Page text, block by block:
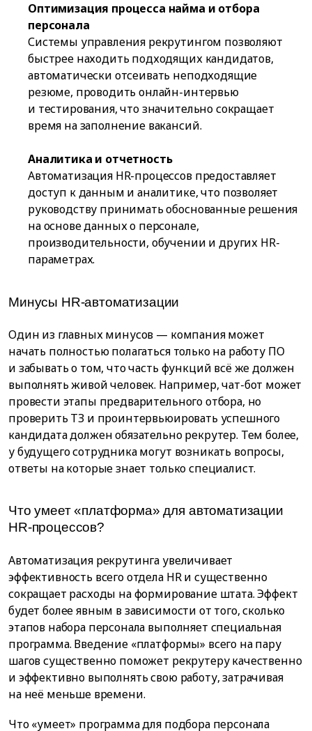
Оптимизация процесса найма и отбора
персонала
Системы управления рекрутингом позволяют
быстрее находить подходящих кандидатов,
автоматически отсеивать неподходящие
резюме, проводить онлайн-интервью
и тестирования, что значительно сокращает
время на заполнение вакансий.
Аналитика и отчетность
Автоматизация HR-процессов предоставляет
доступ к данным и аналитике, что позволяет
руководству принимать обоснованные решения
на основе данных о персонале,
производительности, обучении и других HR-
параметрах.
Минусы HR-автоматизации
Один из главных минусов — компания может
начать полностью полагаться только на работу ПО
и забывать о том, что часть функций всё же должен
выполнять живой человек. Например, чат-бот может
провести этапы предварительного отбора, но
проверить ТЗ и проинтервьюировать успешного
кандидата должен обязательно рекрутер. Тем более,
у будущего сотрудника могут возникать вопросы,
ответы на которые знает только специалист.
Что умеет «платформа» для автоматизации
HR-процессов?
Автоматизация рекрутинга увеличивает
эффективность всего отдела HR и существенно
сокращает расходы на формирование штата. Эффект
будет более явным в зависимости от того, сколько
этапов набора персонала выполняет специальная
программа. Введение «платформы» всего на пару
шагов существенно поможет рекрутеру качественно
и эффективно выполнять свою работу, затрачивая
на неё меньше времени.
Что «умеет» программа для подбора персонала